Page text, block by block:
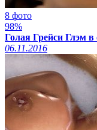
8 фото
98%
Голая Грейси Глэм
06.11.2016